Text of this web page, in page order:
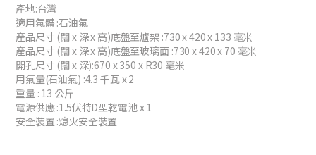
產地:台灣
適用氣體 :石油氣
產品尺寸 (闊 x 深 x 高)底盤至爐架 :730 x 420 x 133 毫米
產品尺寸 (闊 x 深 x 高)底盤至玻璃面 :730 x 420 x 70 毫米
開孔尺寸 (闊 x 深):670 x 350 x R30 毫米
用氣量(石油氣) :4.3 千瓦 x 2
重量 : 13 公斤
電源供應 :1.5伏特D型乾電池 x 1
安全裝置 :熄火安全裝置